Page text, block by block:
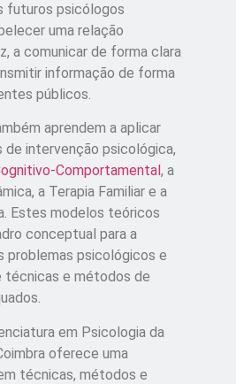
futuros psicólogos
uma relação
a comunicar de forma clara
informação de forma
públicos.
aprendem a aplicar
intervenção psicológica,
Comportamental , a
a Terapia Familiar e a
Estes modelos teóricos
conceptual para a
problemas psicológicos e
técnicas e métodos de
em Psicologia da
oferece uma
técnicas, métodos e